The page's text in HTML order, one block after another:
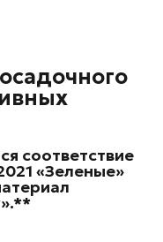
соответствие
«Зеленые»